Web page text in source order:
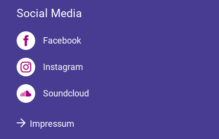
Social Media
Facebook
Instagram
Soundcloud
Impressum